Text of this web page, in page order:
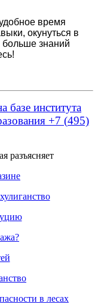
время
окунуться в
знаний
базе института
+7 (495)
разъясняет
в лесах